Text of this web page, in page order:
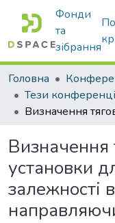
Фонди
та
зібрання
Головна
Тези
Визначення
установки
залежності